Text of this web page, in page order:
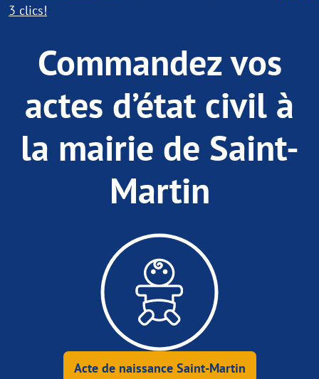
3 clics!
Commandez vos
actes d’état civil à
la mairie de Saint-
Martin
Acte de naissance Saint-Martin